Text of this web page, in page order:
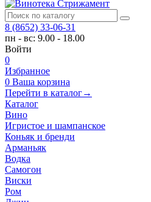
8 (8652) 33-06-31
пн - вс: 9.00 - 18.00
Войти
0
Избранное
0 Ваша корзина
Перейти в каталог→
Каталог
Вино
Игристое и шампанское
Коньяк и бренди
Арманьяк
Водка
Самогон
Виски
Ром